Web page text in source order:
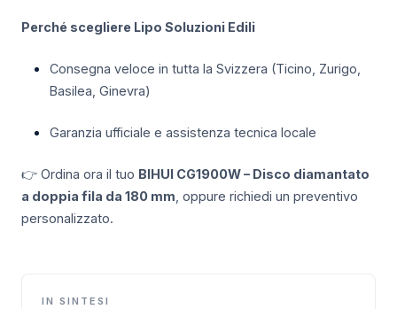
Perché scegliere Lipo Soluzioni Edili
Consegna veloce in tutta la Svizzera (Ticino, Zurigo,
Basilea, Ginevra)
Garanzia ufficiale e assistenza tecnica locale
👉 Ordina ora il tuo BIHUI CG1900W – Disco diamantato
a doppia fila da 180 mm , oppure richiedi un preventivo
personalizzato.
IN SINTESI